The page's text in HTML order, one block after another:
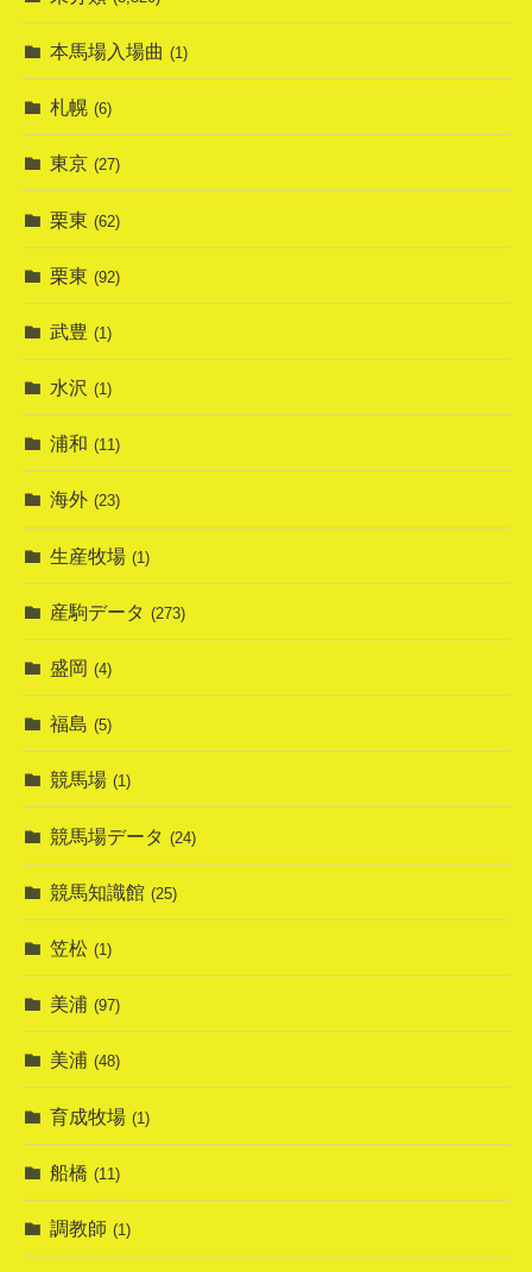
本馬場入場曲 (1)
札幌 (6)
東京 (27)
栗東 (62)
栗東 (92)
武豊 (1)
水沢 (1)
浦和 (11)
海外 (23)
生産牧場 (1)
産駒データ (273)
盛岡 (4)
福島 (5)
競馬場 (1)
競馬場データ (24)
競馬知識館 (25)
笠松 (1)
美浦 (97)
美浦 (48)
育成牧場 (1)
船橋 (11)
調教師 (1)